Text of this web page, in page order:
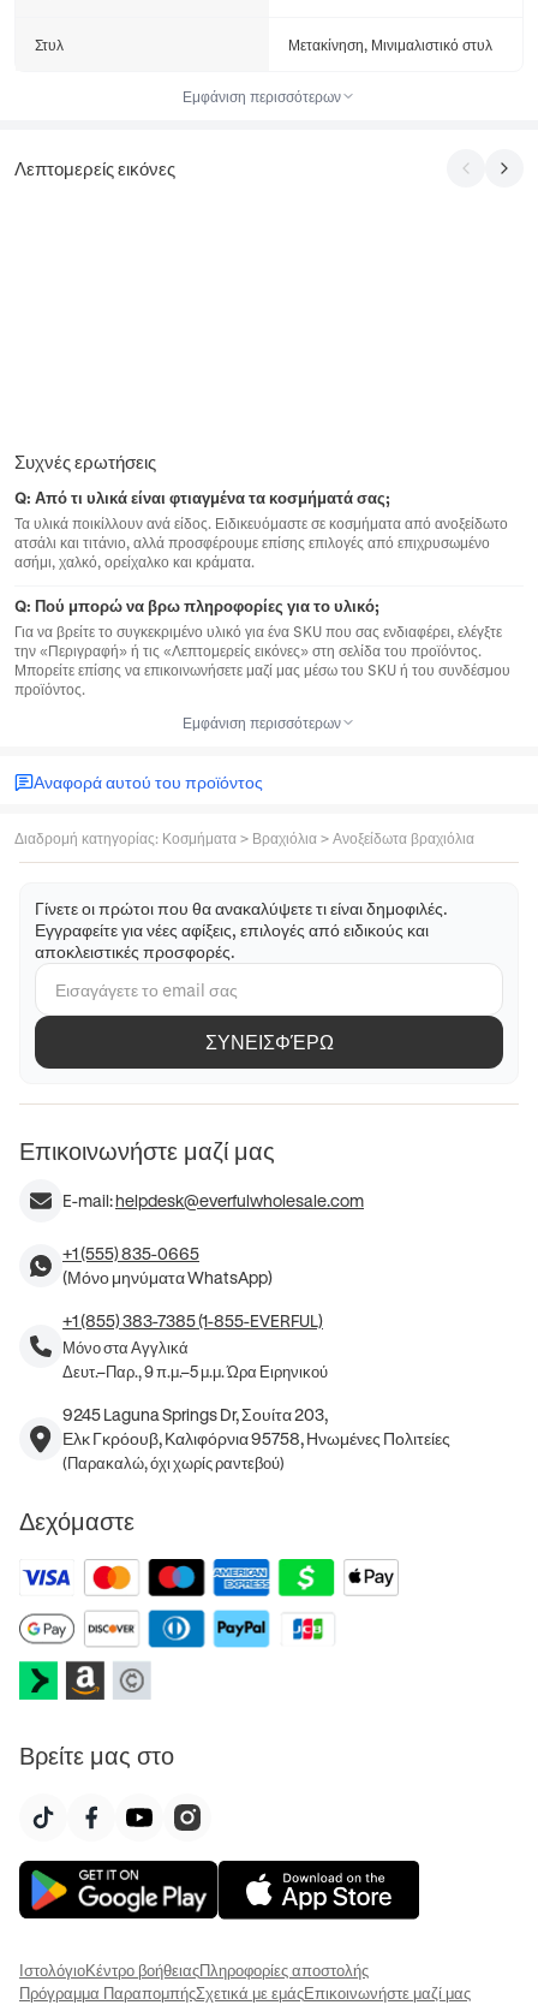
Στυλ Μετακίνηση, Μινιμαλιστικό στυλ
Εμφάνιση περισσότερων
Λεπτομερείς εικόνες
Συχνές ερωτήσεις
Q: Από τι υλικά είναι φτιαγμένα τα κοσμήματά σας;
Τα υλικά ποικίλλουν ανά είδος. Ειδικευόμαστε σε κοσμήματα από ανοξείδωτο
ατσάλι και τιτάνιο, αλλά προσφέρουμε επίσης επιλογές από επιχρυσωμένο
ασήμι, χαλκό, ορείχαλκο και κράματα.
Q: Πού μπορώ να βρω πληροφορίες για το υλικό;
Για να βρείτε το συγκεκριμένο υλικό για ένα SKU που σας ενδιαφέρει, ελέγξτε
την «Περιγραφή» ή τις «Λεπτομερείς εικόνες» στη σελίδα του προϊόντος.
Μπορείτε επίσης να επικοινωνήσετε μαζί μας μέσω του SKU ή του συνδέσμου
προϊόντος.
Εμφάνιση περισσότερων
Αναφορά αυτού του προϊόντος
Διαδρομή κατηγορίας: Κοσμήματα > Βραχιόλια > Ανοξείδωτα βραχιόλια
Γίνετε οι πρώτοι που θα ανακαλύψετε τι είναι δημοφιλές.
Εγγραφείτε για νέες αφίξεις, επιλογές από ειδικούς και
αποκλειστικές προσφορές.
ΣΥΝΕΙΣΦΈΡΩ
Επικοινωνήστε μαζί μας
E-mail:helpdesk@everfulwholesale.com
+1 (555) 835-0665
(Μόνο μηνύματα WhatsApp)
+1 (855) 383-7385 (1-855-EVERFUL)
Μόνο στα Αγγλικά
Δευτ.–Παρ., 9 π.μ.–5 μ.μ. Ώρα Ειρηνικού
9245 Laguna Springs Dr, Σουίτα 203,
Ελκ Γκρόουβ, Καλιφόρνια 95758, Ηνωμένες Πολιτείες
(Παρακαλώ, όχι χωρίς ραντεβού)
Δεχόμαστε
Βρείτε μας στο
ΙστολόγιοΚέντρο βοήθειαςΠληροφορίες αποστολής
Πρόγραμμα ΠαραπομπήςΣχετικά με εμάςΕπικοινωνήστε μαζί μας